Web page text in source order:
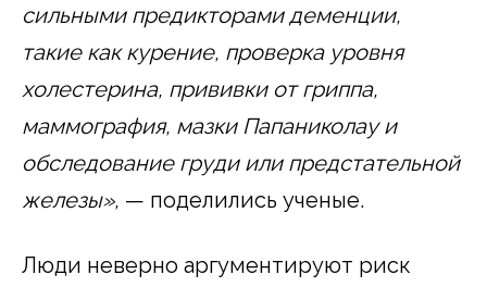
сильными предикторами деменции,
такие как курение, проверка уровня
холестерина, прививки от гриппа,
маммография, мазки Папаниколау и
обследование груди или предстательной
железы», — поделились ученые.
Люди неверно аргументируют риск